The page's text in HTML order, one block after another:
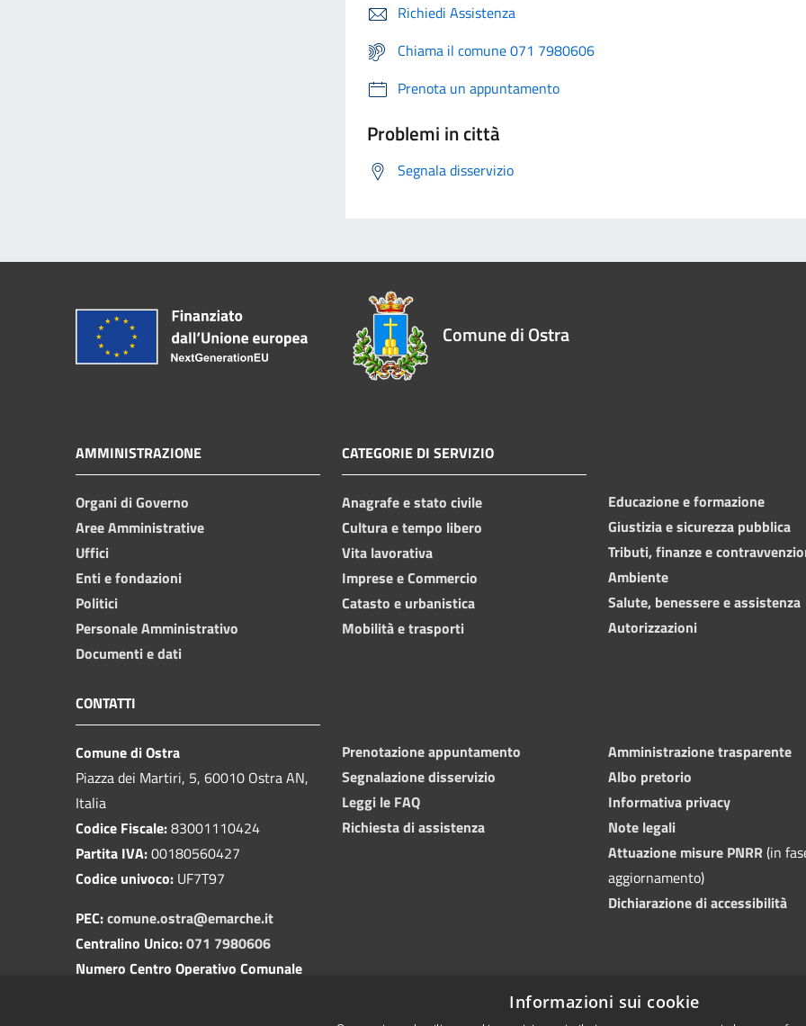
Richiedi Assistenza
Chiama il comune 071 7980606
Prenota un appuntamento
Problemi in città
Segnala disservizio
Comune di Ostra
AMMINISTRAZIONE
Organi di Governo
Aree Amministrative
Uffici
Enti e fondazioni
Politici
Personale Amministrativo
Documenti e dati
CATEGORIE DI SERVIZIO
Anagrafe e stato civile
Cultura e tempo libero
Vita lavorativa
Imprese e Commercio
Catasto e urbanistica
Mobilità e trasporti
Educazione e formazione
Giustizia e sicurezza pubblica
Tributi, finanze e
Ambiente
Salute, benessere e assistenza
Autorizzazioni
CONTATTI
Comune di Ostra
Piazza dei Martiri, 5, 60010 Ostra AN,
Italia
Codice Fiscale:83001110424
Partita IVA:00180560427
Codice univoco: UF7T97
PEC:comune.ostra@emarche.it
Centralino Unico:071 7980606
Numero Centro Operativo Comunale
Prenotazione appuntamento
Segnalazione disservizio
Leggi le FAQ
Richiesta di assistenza
Amministrazione trasparente
Albo pretorio
Informativa privacy
Note legali
Attuazione misure PNRR(in
aggiornamento)
Dichiarazione di accessibilità
Informazioni sui cookie